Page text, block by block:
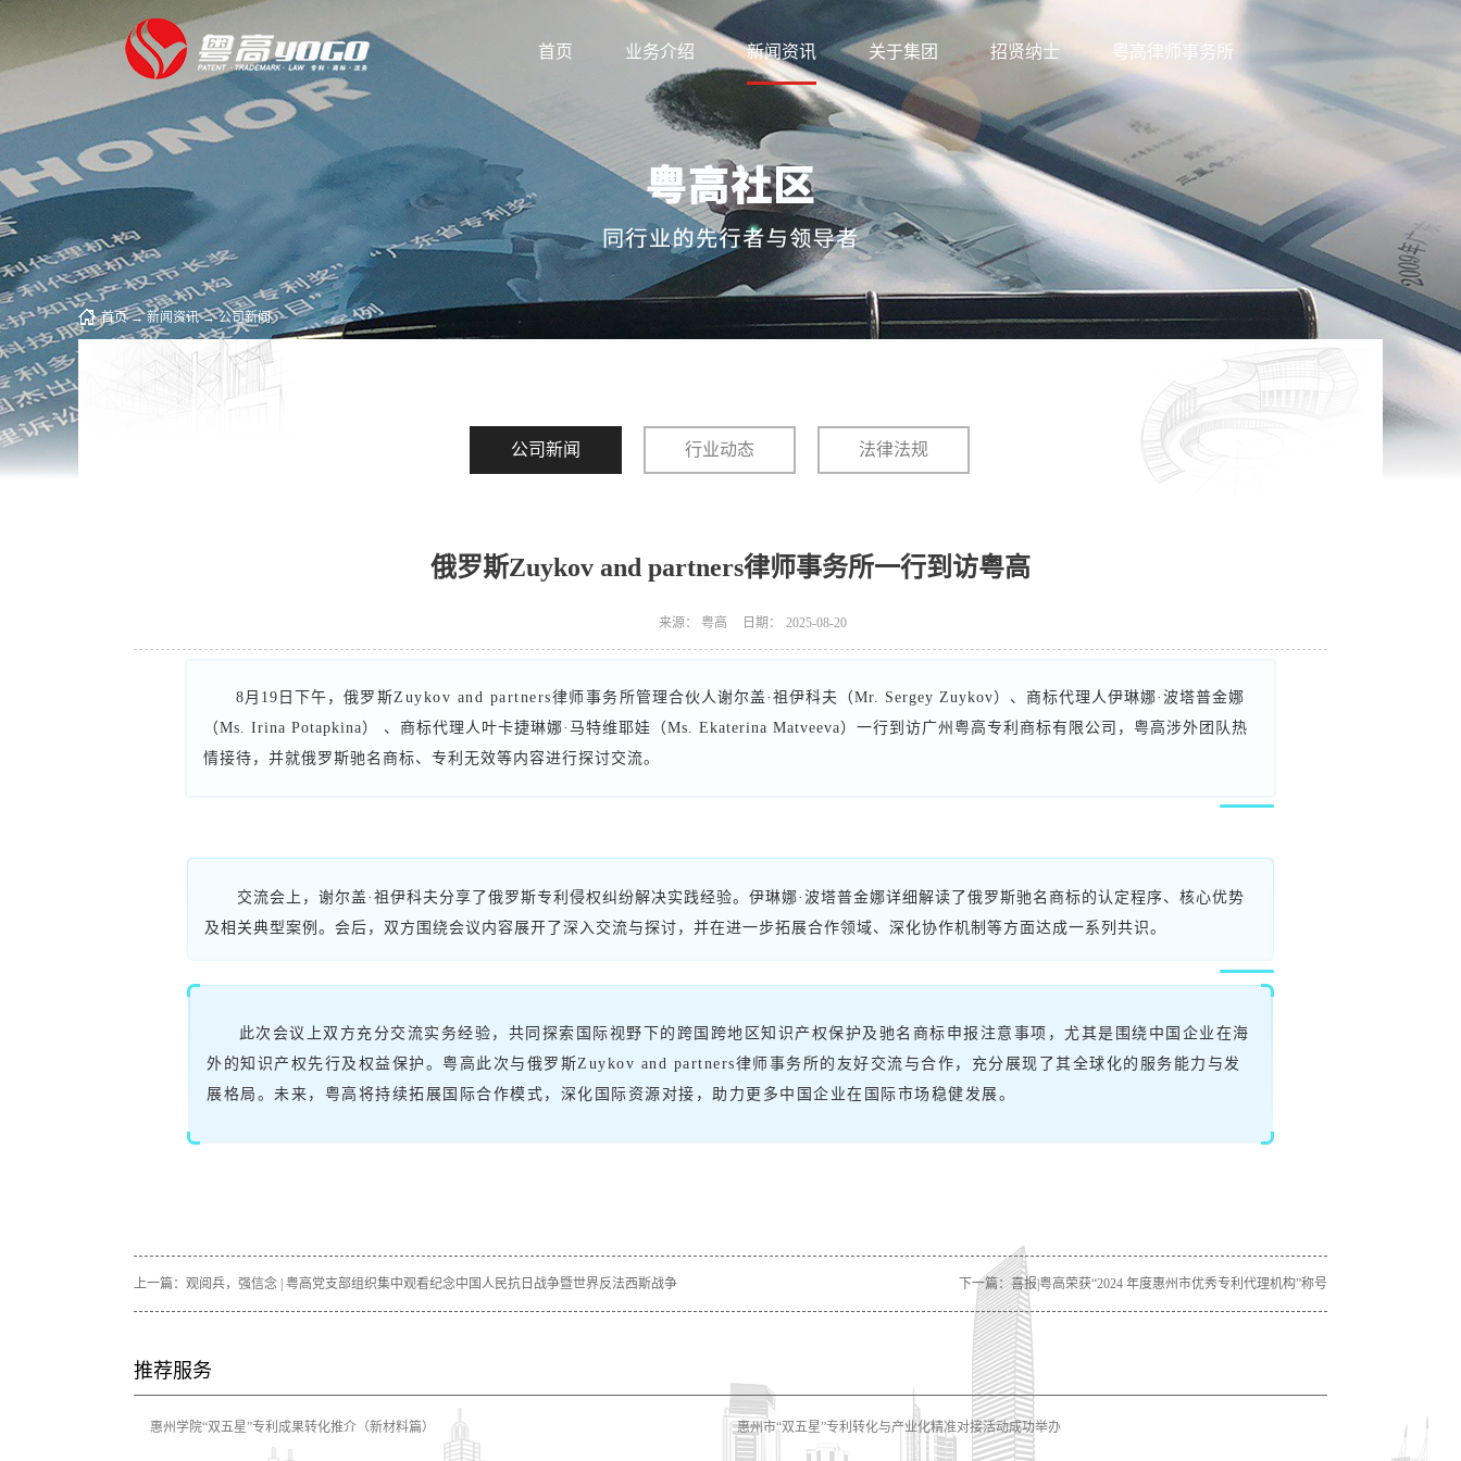
首页 业务介绍 新闻资讯 关于集团 招贤纳士 粤高律师事务所
首页 → 新闻资讯 → 公司新闻
公司新闻 行业动态 法律法规
俄罗斯Zuykov and partners律师事务所一行到访粤高
来源： 粤高 日期： 2025-08-20
8月19日下午， 俄罗斯Zuykov and partners律师事务所管理合伙人谢尔盖·祖伊科夫（Mr. Sergey Zuykov）、商标代理人伊琳娜·波塔普金娜
（Ms. Irina Potapkina） 、商标代理人叶卡捷琳娜·马特维耶娃（Ms. Ekaterina Matveeva）一行到访广州粤高专利商标有限公司，粤高涉外团队热
情接待，并就俄罗斯驰名商标、专利无效等内容进行探讨交流。
交流会上，谢尔盖·祖伊科夫分享了俄罗斯专利侵权纠纷解决实践经验。伊琳娜·波塔普金娜详细解读了俄罗斯驰名商标的认定程序、核心优势
及相关典型案例。会后，双方围绕会议内容展开了深入交流与探讨，并在进一步拓展合作领域、深化协作机制等方面达成一系列共识。
此次会议上双方充分交流实务经验，共同探索国际视野下的跨国跨地区知识产权保护及驰名商标申报注意事项，尤其是围绕中国企业在海
外的知识产权先行及权益保护。粤高此次与俄罗斯Zuykov and partners律师事务所的友好交流与合作，充分展现了其全球化的服务能力与发
展格局。未来，粤高将持续拓展国际合作模式，深化国际资源对接，助力更多中国企业在国际市场稳健发展。
上一篇： 观阅兵，强信念 | 粤高党支部组织集中观看纪念中国人民抗日战争暨世界反法西斯战争 下一篇：喜报|粤高荣获“2024 年度惠州市优秀专利代理机构”称号
推荐服务
惠州学院“双五星”专利成果转化推介（新材料篇） 惠州市“双五星”专利转化与产业化精准对接活动成功举办